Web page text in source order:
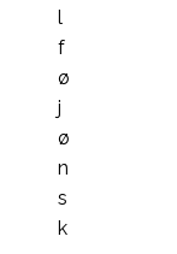
l
f
ø
j
ø
n
s
k